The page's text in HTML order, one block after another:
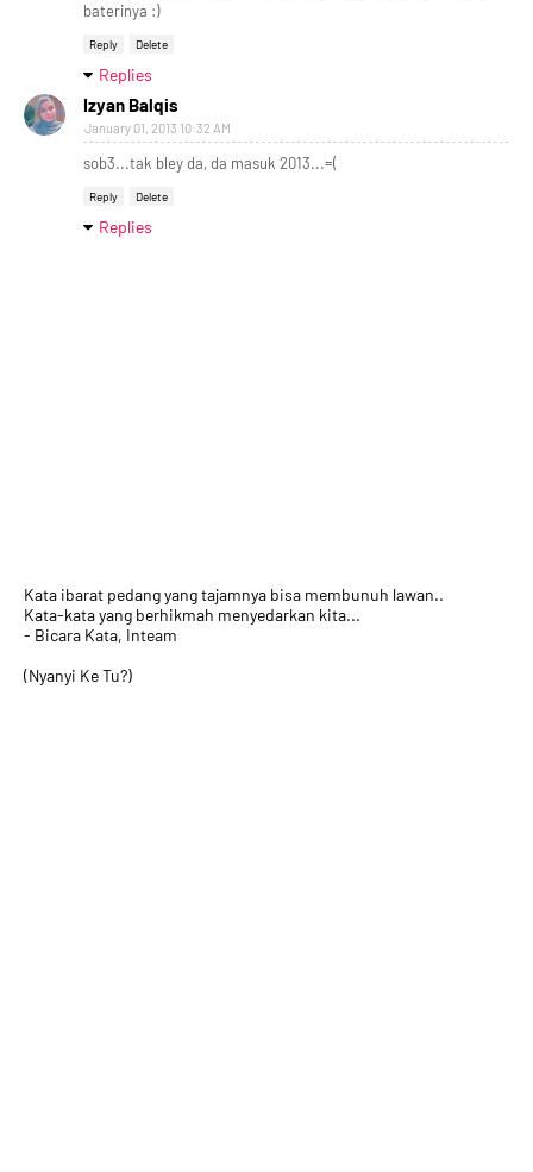
baterinya :)
Reply Delete
Replies
Izyan Balqis
January 01, 2013 10:32 AM
sob3...tak bley da, da masuk 2013...=(
Reply Delete
Replies
Kata ibarat pedang yang tajamnya bisa membunuh lawan..
Kata-kata yang berhikmah menyedarkan kita...
- Bicara Kata, Inteam
(Nyanyi Ke Tu?)